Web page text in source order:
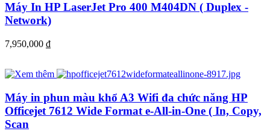
Máy In HP LaserJet Pro 400 M404DN ( Duplex -
Network)
7,950,000 đ
Máy in phun màu khổ A3 Wifi đa chức năng HP
Officejet 7612 Wide Format e-All-in-One ( In, Copy,
Scan